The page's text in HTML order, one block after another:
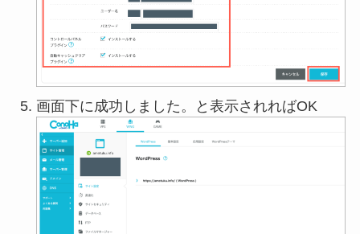
画面下に成功しました。と表示されればOK